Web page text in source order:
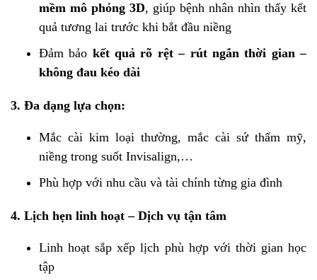
mềm mô phỏng 3D, giúp bệnh nhân nhìn thấy kết
quả tương lai trước khi bắt đầu niềng
Đảm bảo kết quả rõ rệt – rút ngắn thời gian –
không đau kéo dài
3. Đa dạng lựa chọn:
Mắc cài kim loại thường, mắc cài sứ thẩm mỹ,
niềng trong suốt Invisalign,…
Phù hợp với nhu cầu và tài chính từng gia đình
4. Lịch hẹn linh hoạt – Dịch vụ tận tâm
Linh hoạt sắp xếp lịch phù hợp với thời gian học
tập